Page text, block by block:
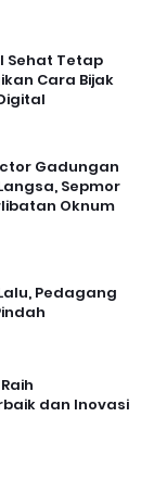
Sehat Tetap
Cara Bijak
Gadungan
Sepmor
Oknum
Pedagang
dan Inovasi